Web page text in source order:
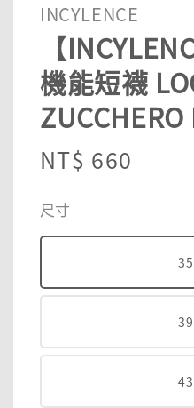
INCYLENCE
【
機能短襪
Regular
NT$ 660
尺寸